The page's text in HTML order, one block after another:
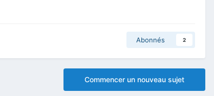
Abonnés 2
Commencer un nouveau sujet